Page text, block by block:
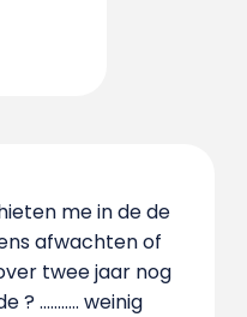
me in de de
afwachten of
twee jaar nog
? ........... weinig